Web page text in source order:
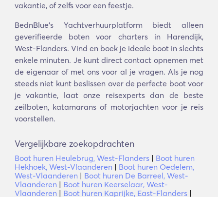
vakantie, of zelfs voor een feestje.
BednBlue's Yachtverhuurplatform biedt alleen
geverifieerde boten voor charters in Harendijk,
West-Flanders. Vind en boek je ideale boot in slechts
enkele minuten. Je kunt direct contact opnemen met
de eigenaar of met ons voor al je vragen. Als je nog
steeds niet kunt beslissen over de perfecte boot voor
je vakantie, laat onze reisexperts dan de beste
zeilboten, katamarans of motorjachten voor je reis
voorstellen.
Vergelijkbare zoekopdrachten
Boot huren Heulebrug, West-Flanders | Boot huren
Hekhoek, West-Vlaanderen | Boot huren Oedelem,
West-Vlaanderen | Boot huren De Barreel, West-
Vlaanderen | Boot huren Keerselaar, West-
Vlaanderen | Boot huren Kaprijke, East-Flanders |